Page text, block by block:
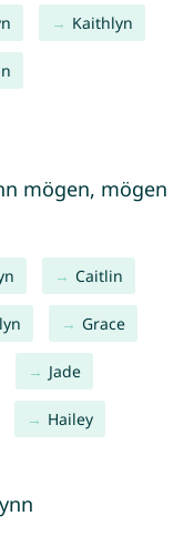
Kaithlyn
mögen, mögen
Caitlin
Grace
Jade
Hailey